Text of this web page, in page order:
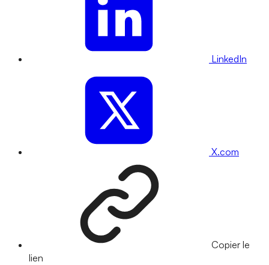
LinkedIn
X.com
Copier le
lien